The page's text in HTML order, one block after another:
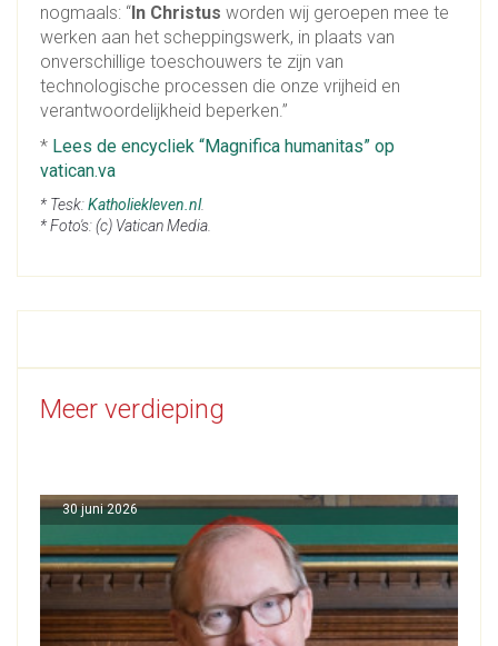
nogmaals: “In Christus worden wij geroepen mee te
werken aan het scheppingswerk, in plaats van
onverschillige toeschouwers te zijn van
technologische processen die onze vrijheid en
verantwoordelijkheid beperken.”
* Lees de encycliek “Magnifica humanitas” op
vatican.va
* Tesk:Katholiekleven.nl.
* Foto's: (c) Vatican Media.
Meer verdieping
30 juni 2026